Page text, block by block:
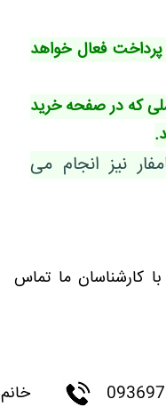
پرداخت فعال خواهد
که در صفحه خرید
نیز انجام می
ما تماس
خانم